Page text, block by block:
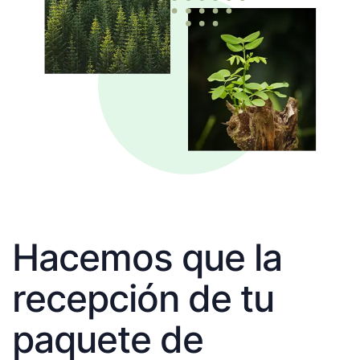
Hacemos que la
recepción de tu
paquete de